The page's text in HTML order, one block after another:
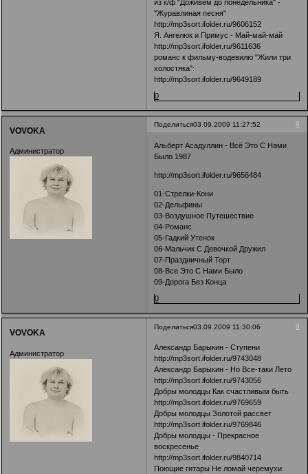
из к/ф "Доживём до понедельника" -
"Журавлиная песня"
http://mp3sort.ifolder.ru/9606152
Я. Ангелюк и Примус - Май-май-май
http://mp3sort.ifolder.ru/9611636
романс к фильму-водевилю "Жили три
холостяка":
http://mp3sort.ifolder.ru/9649189
0
Поделиться 8
03.09.2009 11:27:52
VOVOKA
Администратор
Альберт Асадуллин - Всё Это С Нами
Было 1987
http://mp3sort.ifolder.ru/9656484
01-Стрелки-Кони
02-Дельфины
03-Воздушное Путешествие
04-Романс
05-Гадкий Утенок
06-Мальчик С Девочкой Дружил
07-Праздничный Торт
08-Все Это С Нами Было
09-Дорога Без Конца
0
Поделиться 9
03.09.2009 11:30:06
VOVOKA
Администратор
Александр Барыкин - Ступени
http://mp3sort.ifolder.ru/9743048
Александр Барыкин - Но Все-таки Лето
http://mp3sort.ifolder.ru/9743056
Добры молодцы Как счастливым быть
http://mp3sort.ifolder.ru/9769659
Добры молодцы Золотой рассвет
http://mp3sort.ifolder.ru/9769846
Добры молодцы - Прекрасное
воскресенье
http://mp3sort.ifolder.ru/9840714
Поющие гитары Не ломай черемухи